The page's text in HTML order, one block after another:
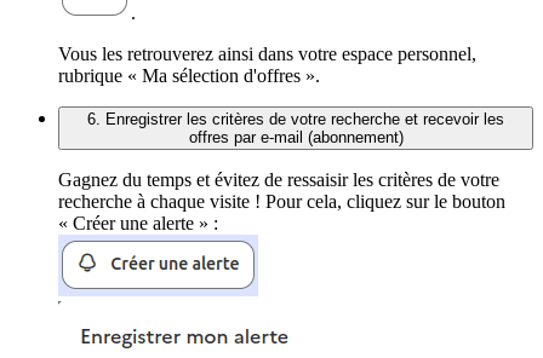
.
Vous les retrouverez ainsi dans votre espace personnel,
rubrique « Ma sélection d'offres ».
6. Enregistrer les critères de votre recherche et recevoir les
offres par e-mail (abonnement)
Gagnez du temps et évitez de ressaisir les critères de votre
recherche à chaque visite ! Pour cela, cliquez sur le bouton
« Créer une alerte » :